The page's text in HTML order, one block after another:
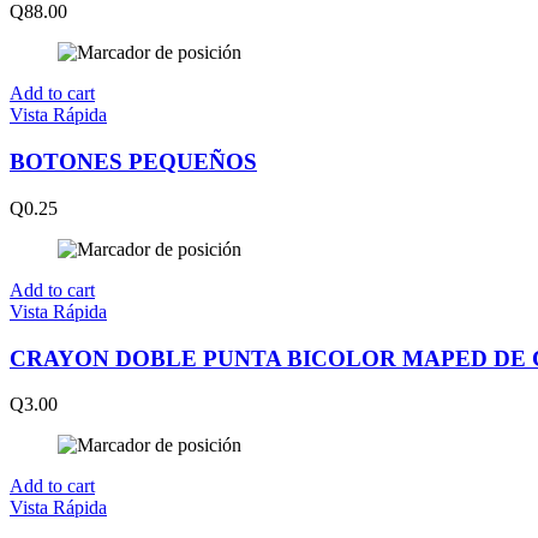
Q88.00
Add to cart
Vista Rápida
BOTONES PEQUEÑOS
Q0.25
Add to cart
Vista Rápida
CRAYON DOBLE PUNTA BICOLOR MAPED DE
Q3.00
Add to cart
Vista Rápida